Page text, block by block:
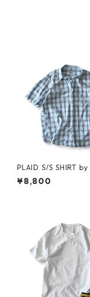
PLAID S/S SHIRT
¥8,800